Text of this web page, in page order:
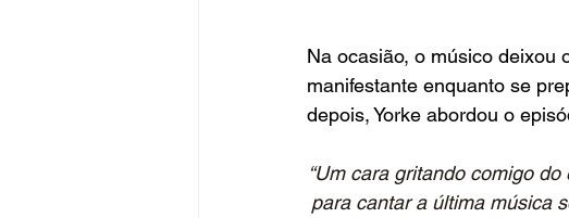
Na ocasião, o músico deixou
manifestante enquanto se
depois, Yorke abordou o
“Um cara gritando comigo
para cantar a última música